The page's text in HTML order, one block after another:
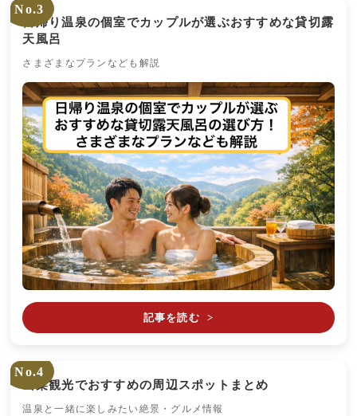
No.3
日帰り温泉の個室でカップルが選ぶおすすめな貸切露
天風呂
さまざまなプランなども解説
記事を読む >
No.4
山梨観光でおすすめの周辺スポットまとめ
温泉と一緒に楽しみたい絶景・グルメ情報